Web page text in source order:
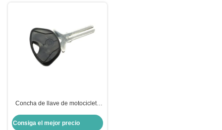
Concha de llave de motocicleta
llave de cambio
Consiga el mejor precio